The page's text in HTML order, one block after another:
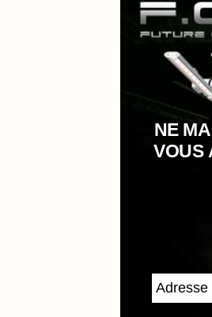
NE
VOUS